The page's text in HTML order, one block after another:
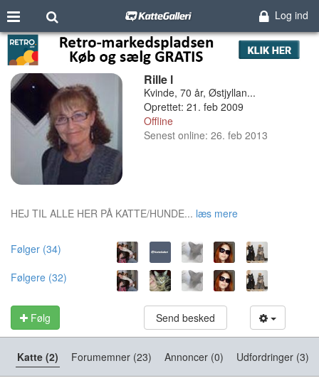
Log ind
Rille l
Kvinde, 70 år, Østjyllan...
Oprettet: 21. feb 2009
Offline
Senest online: 26. feb 2013
HEJ TIL ALLE HER PÅ KATTE/HUNDE... læs mere
Følger (34)
Følgere (32)
Følg Send besked
Katte (2) Forumemner (23) Annoncer (0) Udfordringer (3)